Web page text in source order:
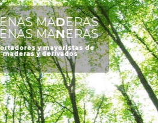
MADERAS
MANERAS
y mayoristas de
y derivados